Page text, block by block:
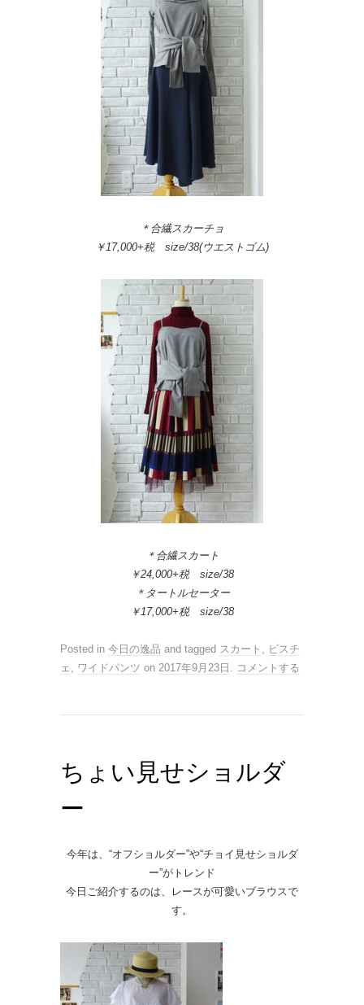
＊合繊スカーチョ
￥17,000+税 size/38(ウエストゴム)
＊合繊スカート
￥24,000+税 size/38
＊タートルセーター
￥17,000+税 size/38
Posted in 今日の逸品 and tagged スカート , ビスチ
ェ , ワイドパンツ on 2017年9月23日 . コメントする
ちょい見せショルダ
ー
今年は、“オフショルダー”や“チョイ見せショルダ
ー”がトレンド
今日ご紹介するのは、レースが可愛いブラウスで
す。